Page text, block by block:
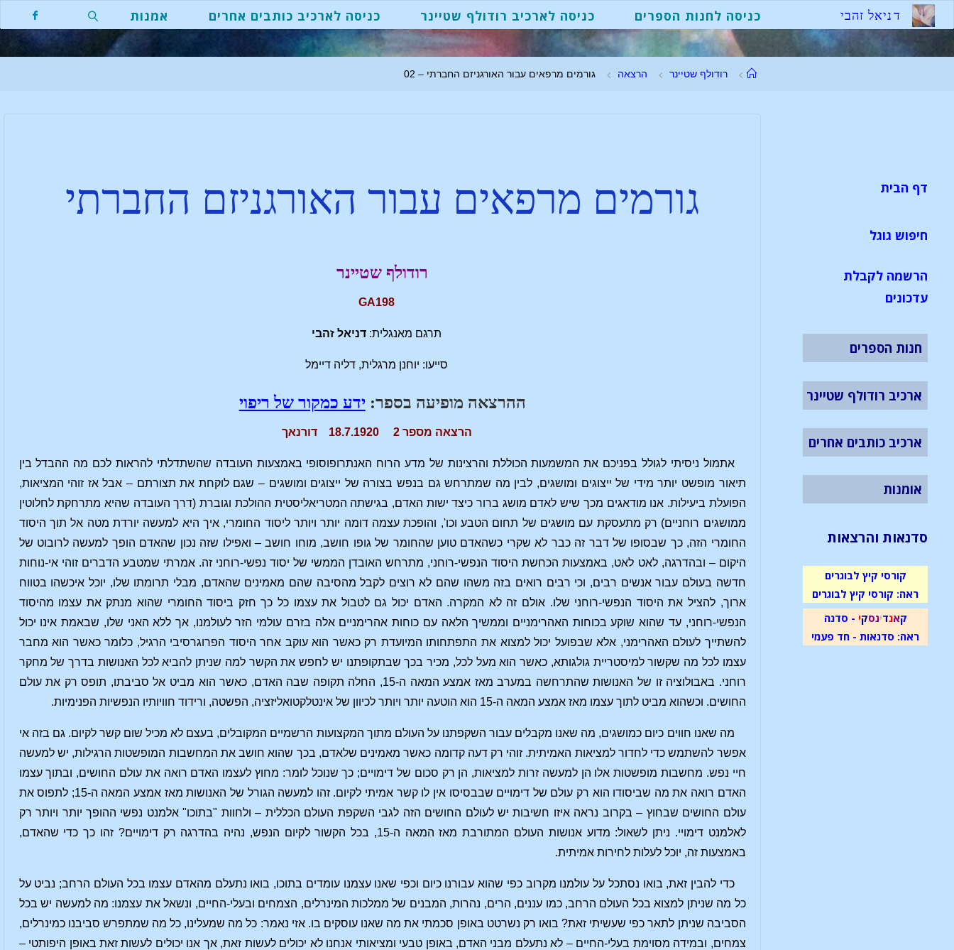
דניאל זהבי כניסה לחנות הספרים כניסה לארכיב רודולף שטיינר כניסה לארכיב כותבים אחרים אמנות
רודולף שטיינר הרצאה גורמים מרפאים עבור האורגניזם החברתי – 02
גורמים מרפאים עבור האורגניזם החברתי
רודולף שטיינר
GA198
תרגם מאנגלית: דניאל זהבי
סייעו: יוחנן מרגלית, דליה דיימל
ההרצאה מופיעה בספר: ידע כמקור של ריפוי
הרצאה מספר 2 18.7.1920 דורנאך
אתמול ניסיתי לגולל בפניכם את המשמעות הכוללת והרצינות של מדע הרוח האנתרופוסופי באמצעות העובדה שהשתדלתי להראות לכם מה ההבדל בין
תיאור מופשט יותר מידי של ייצוגים ומושגים, לבין מה שמתרחש גם בנפש בצורה של ייצוגים ומושגים – שגם לוקחת את תצורתם – אבל אז זוהי המציאות,
הפועלת ביעילות. אנו מודאגים מכך שיש לאדם מושג ברור כיצד ישות האדם, בגישתה המטריאליסטית ההולכת וגוברת (דרך העובדה שהיא מתרחקת לחלוטין
ממושגים רוחניים) רק מתעסקת עם מושגים של תחום הטבע וכו', והופכת עצמה דומה יותר ויותר ליסוד החומרי, איך היא למעשה יורדת מטה אל תוך היסוד
החומרי הזה, כך שבסופו של דבר זה כבר לא שקרי כשהאדם טוען שהחומר של גופו חושב, מוחו חושב – ואפילו שזה נכון שהאדם הופך למעשה לרובוט של
היקום – ובהדרגה, לאט לאט, באמצעות הכחשת היסוד הנפשי-רוחני, מתרחש האובדן הממשי של יסוד נפשי-רוחני זה. אמרתי שמטבע הדברים זוהי אי-נוחות
חדשה בעולם עבור אנשים רבים, וכי רבים רואים בזה משהו שהם לא רוצים לקבל מהסיבה שהם מאמינים שהאדם, מבלי תרומתו שלו, יוכל איכשהו בטווח
ארוך, להציל את היסוד הנפשי-רוחני שלו. אולם זה לא המקרה. האדם יכול גם לטבול את עצמו כל כך חזק ביסוד החומרי שהוא מנתק את עצמו מהיסוד
הנפשי-רוחני, עד שהוא שוקע בכוחות האהרימניים וממשיך הלאה עם כוחות אהרימניים אלה בזרם עולמי הזר לעולמנו, אך ללא האני שלו, שבאמת אינו יכול
להשתייך לעולם האהרימני, אלא שבפועל יכול למצוא את התפתחותו המיועדת רק כאשר הוא עוקב אחר היסוד הפרוגרסיבי הרגיל, כלומר כאשר הוא מחבר
עצמו לכל מה שקשור למיסטריית גולגותא, כאשר הוא מעל לכל, מכיר בכך שבתקופתנו יש לחפש את הקשר למה שניתן להביא לכל האנושות בדרך של מחקר
רוחני. באבולוציה זו של האנושות שהתרחשה במערב מאז אמצע המאה ה-15, החלה תקופה שבה האדם, כאשר הוא מביט אל סביבתו, תופס רק את עולם
החושים. וכשהוא מביט לתוך עצמו מאז אמצע המאה ה-15 הוא הוטעה יותר ויותר לכיוון של אינטלקטואליזציה, הפשטה, ורידוד חוויותיו הנפשיות הפנימיות.
מה שאנו חווים כיום כמושגים, מה שאנו מקבלים עבור השקפתנו על העולם מתוך המקצועות הרשמיים המקובלים, בעצם לא מכיל שום קשר לקיום. גם בזה אי
אפשר להשתמש כדי לחדור למציאות האמיתית. זוהי רק דעה קדומה כאשר מאמינים שלאדם, בכך שהוא חושב את המחשבות המופשטות הרגילות, יש למעשה
חיי נפש. מחשבות מופשטות אלו הן למעשה זרות למציאות, הן רק סכום של דימויים; כך שנוכל לומר: מחוץ לעצמו האדם רואה את עולם החושים, ובתוך עצמו
האדם רואה את מה שביסודו הוא רק עולם של דימויים שבבסיסו אין לו קשר אמיתי לקיום. זהו למעשה הגורל של האנושות מאז אמצע המאה ה-15; לתפוס את
עולם החושים שבחוץ – בקרוב נראה איזו חשיבות יש לעולם החושים הזה לגבי השקפת העולם הכללית – ולחוות "בתוכו" אלמנט נפשי ההופך יותר ויותר רק
לאלמנט דימויי. ניתן לשאול: מדוע אנושות העולם המתורבת מאז המאה ה-15, בכל הקשור לקיום הנפש, נהיה בהדרגה רק דימויים? זהו כך כדי שהאדם,
באמצעות זה, יוכל לעלות לחירות אמיתית.
כדי להבין זאת, בואו נסתכל על עולמנו מקרוב כפי שהוא עבורנו כיום וכפי שאנו עצמנו עומדים בתוכו, בואו נתעלם מהאדם עצמו בכל העולם הרחב; נביט על
כל מה שניתן למצוא בכל העולם הרחב, כמו עננים, הרים, נהרות, המבנים של ממלכות המינרלים, הצמחים ובעלי-החיים, ונשאל את עצמנו: מה למעשה יש בכל
הסביבה שניתן לתאר כפי שעשיתי זאת? בואו רק נשרטט באופן סכמתי את מה שאנו עוסקים בו. אזי נאמר: כל מה שמעלינו, כל מה שמתפרש סביבנו כמינרלים,
צמחים, ובמידה מסוימת בעלי-החיים – לא נתעלם מבני האדם, באופן טבעי ומציאותי אנחנו לא יכולים לעשות זאת, אך אנו יכולים לעשות זאת באופן היפותטי –
דף הבית
חיפוש גוגל
הרשמה לקבלת
עדכונים
חנות הספרים
ארכיב רודולף שטיינר
ארכיב כותבים אחרים
אומנות
סדנאות והרצאות
קורסי קיץ לבוגרים
ראה: קורסי קיץ לבוגרים
קאנדינסקי - סדנה
ראה: סדנאות - חד פעמי